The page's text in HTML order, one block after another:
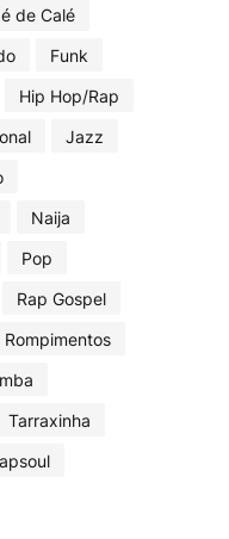
de Calé
Funk
Hip Hop/Rap
Jazz
Naija
Pop
Rap Gospel
Rompimentos
Tarraxinha